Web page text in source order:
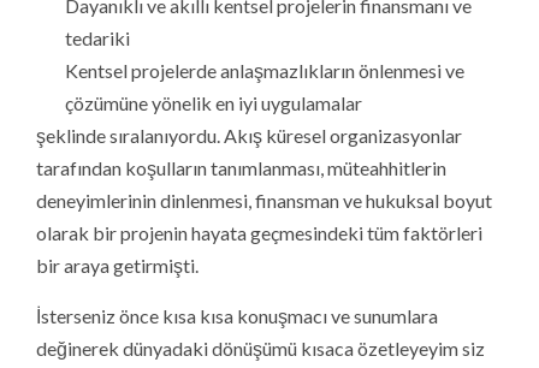
Dayanıklı ve akıllı kentsel projelerin finansmanı ve
tedariki
Kentsel projelerde anlaşmazlıkların önlenmesi ve
çözümüne yönelik en iyi uygulamalar
şeklinde sıralanıyordu. Akış küresel organizasyonlar
tarafından koşulların tanımlanması, müteahhitlerin
deneyimlerinin dinlenmesi, finansman ve hukuksal boyut
olarak bir projenin hayata geçmesindeki tüm faktörleri
bir araya getirmişti.
İsterseniz önce kısa kısa konuşmacı ve sunumlara
değinerek dünyadaki dönüşümü kısaca özetleyeyim siz